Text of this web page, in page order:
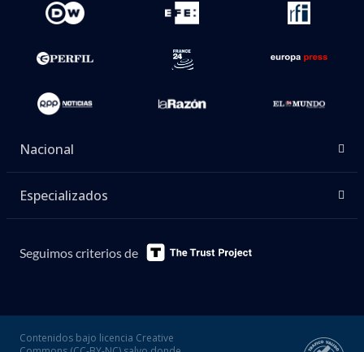
Nacional
Especializados
Seguimos criterios de
Contenidos bajo licencia Creative